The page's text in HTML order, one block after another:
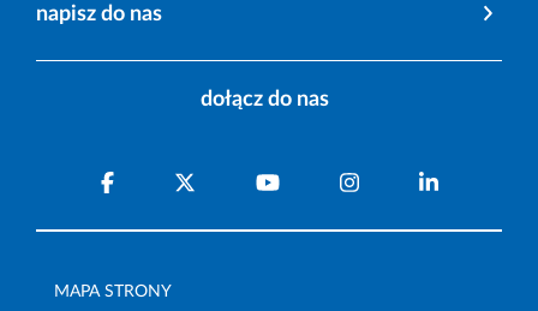
napisz do nas
dołącz do nas
MAPA STRONY